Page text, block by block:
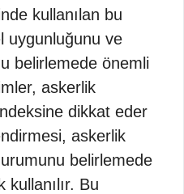
kullanılan bu
uygunluğunu ve
belirlemede önemli
askerlik
dikkat eder
askerlik
belirlemede
Bu